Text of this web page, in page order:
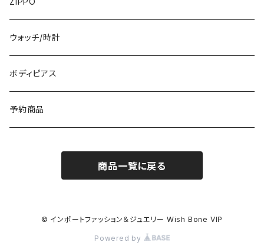
冬物・マフラー
ネックレス・ペンダントトップ
ピアス・イヤリング
ブレスレット・バングル
ウォッチ/時計
ボディピアス
予約商品
商品一覧に戻る
© インポートファッション＆ジュエリー Wish Bone VIP
Powered by